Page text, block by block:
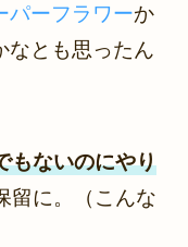
パーフラワーか
なとも思ったん
もないのにやり
留に。（こんな